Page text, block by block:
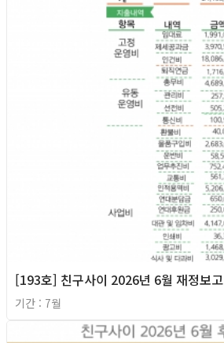
[193호] 친구사이 2026년 6월 재정보고
기간 : 7월